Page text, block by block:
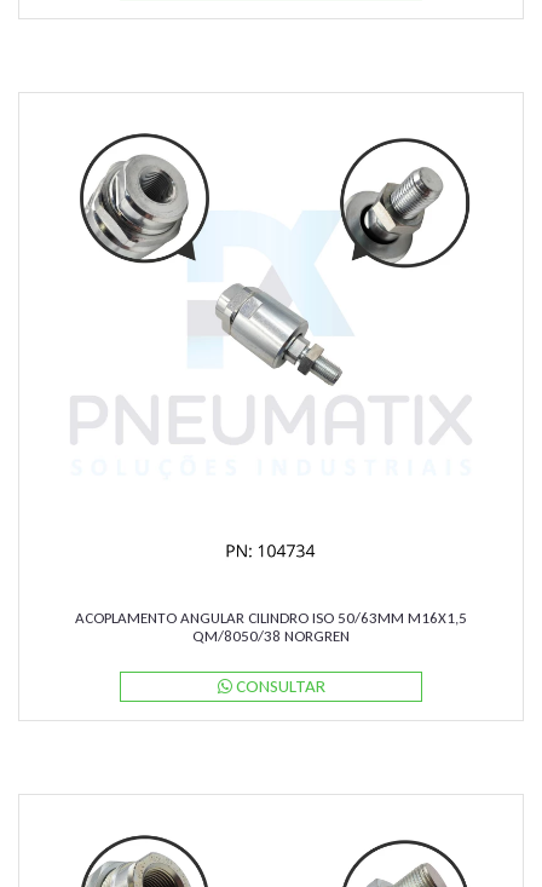
ACOPLAMENTO ANGULAR CILINDRO ISO 50/63MM M16X1,5
QM/8050/38 NORGREN
CONSULTAR